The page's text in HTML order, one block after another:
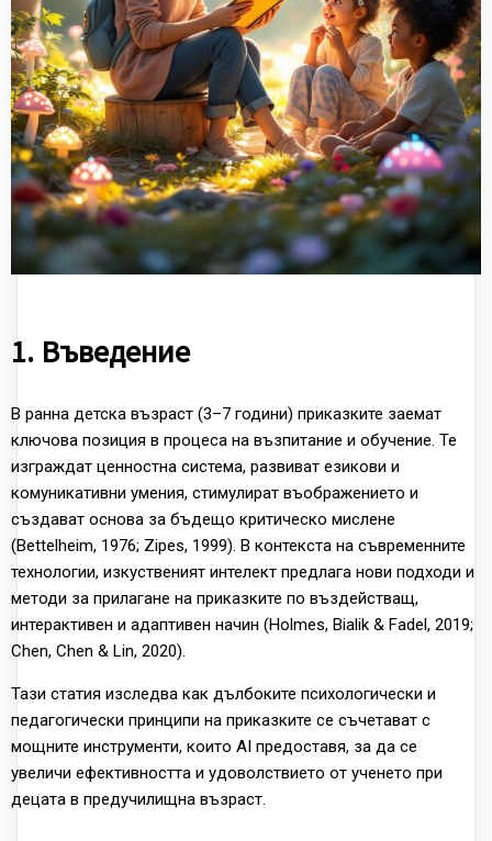
1. Въведение
В ранна детска възраст (3–7 години) приказките заемат
ключова позиция в процеса на възпитание и обучение. Те
изграждат ценностна система, развиват езикови и
комуникативни умения, стимулират въображението и
създават основа за бъдещо критическо мислене
(Bettelheim, 1976; Zipes, 1999). В контекста на съвременните
технологии, изкуственият интелект предлага нови подходи и
методи за прилагане на приказките по въздействащ,
интерактивен и адаптивен начин (Holmes, Bialik & Fadel, 2019;
Chen, Chen & Lin, 2020).
Тази статия изследва как дълбоките психологически и
педагогически принципи на приказките се съчетават с
мощните инструменти, които AI предоставя, за да се
увеличи ефективността и удоволствието от ученето при
децата в предучилищна възраст.